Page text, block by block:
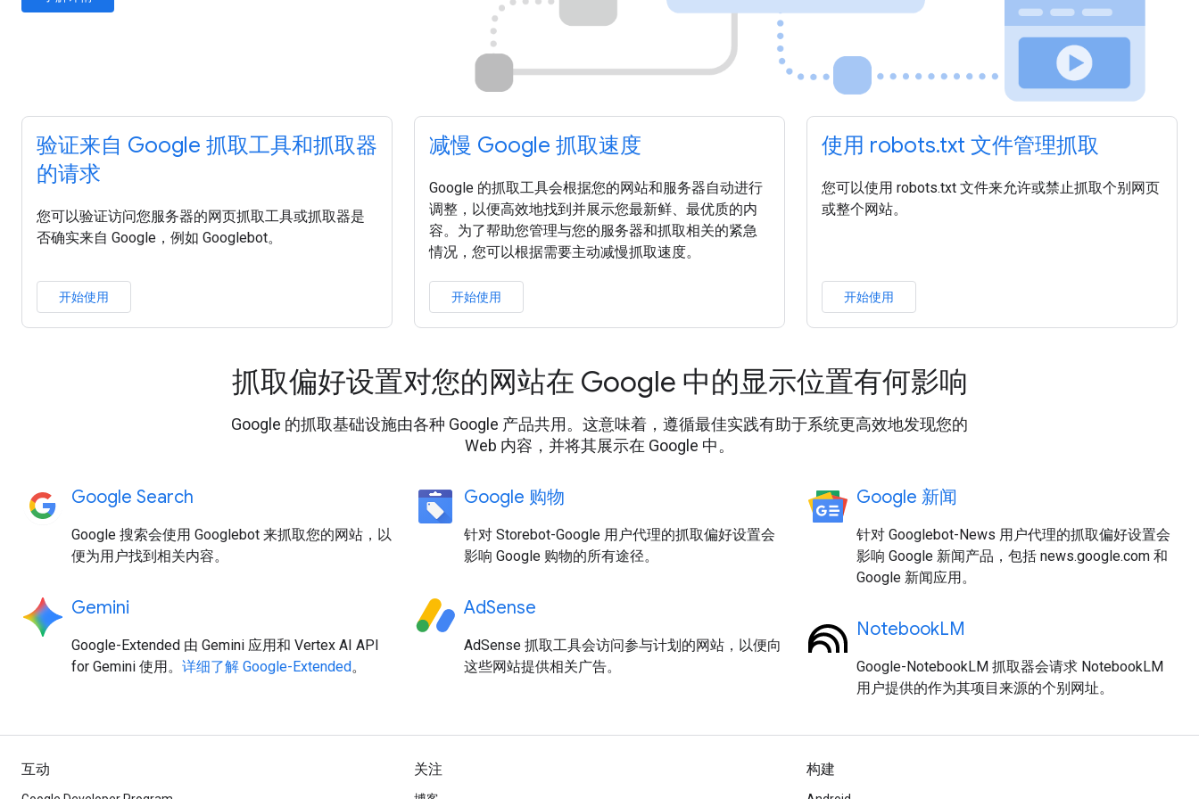
验证来自 Google 抓取工具和抓取器
的请求
您可以验证访问您服务器的网页抓取工具或抓取器是
否确实来自 Google，例如 Googlebot。
开始使用
减慢 Google 抓取速度
Google 的抓取工具会根据您的网站和服务器自动进行
调整，以便高效地找到并展示您最新鲜、最优质的内
容。为了帮助您管理与您的服务器和抓取相关的紧急
情况，您可以根据需要主动减慢抓取速度。
开始使用
使用 robots.txt 文件管理抓取
您可以使用 robots.txt 文件来允许或禁止抓取个别网页
或整个网站。
开始使用
抓取偏好设置对您的网站在 Google 中的显示位置有何影响
Google 的抓取基础设施由各种 Google 产品共用。这意味着，遵循最佳实践有助于系统更高效地发现您的
Web 内容，并将其展示在 Google 中。
Google Search
Google 搜索会使用 Googlebot 来抓取您的网站，以
便为用户找到相关内容。
Gemini
Google-Extended 由 Gemini 应用和 Vertex AI API
for Gemini 使用。 详细了解 Google-Extended。
Google 购物
针对 Storebot-Google 用户代理的抓取偏好设置会
影响 Google 购物的所有途径。
AdSense
AdSense 抓取工具会访问参与计划的网站，以便向
这些网站提供相关广告。
Google 新闻
针对 Googlebot-News 用户代理的抓取偏好设置会
影响 Google 新闻产品，包括 news.google.com 和
Google 新闻应用。
NotebookLM
Google-NotebookLM 抓取器会请求 NotebookLM
用户提供的作为其项目来源的个别网址。
互动 关注 构建